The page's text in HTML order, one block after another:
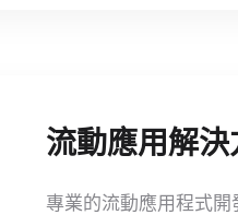
流動應用解決
專業的流動應用程式開